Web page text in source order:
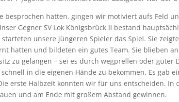
besprochen hatten, gingen wir motiviert aufs Feld
Gegner SV Lok Königsbrück II bestand
unsere jüngeren Spieler das Spiel. Sie
hatten und bildeten ein gutes Team. Sie blieben
zu gelangen – sei es durch wegprellen oder guter
in die eigenen Hände zu bekommen. Es gab
erste Halbzeit konnten wir für uns entscheiden. In
und am Ende mit großem Abstand gewinnen.